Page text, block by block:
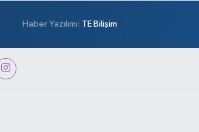
Haber Yazılımı: TE Bilişim